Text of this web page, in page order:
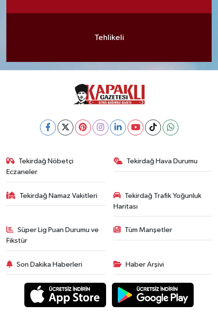
Tehlikeli
Tekirdağ Nöbetçi
Eczaneler
Tekirdağ Hava Durumu
Tekirdağ Namaz Vakitleri
Tekirdağ Trafik Yoğunluk
Haritası
Süper Lig Puan Durumu ve
Fikstür
Tüm Manşetler
Son Dakika Haberleri Haber Arşivi